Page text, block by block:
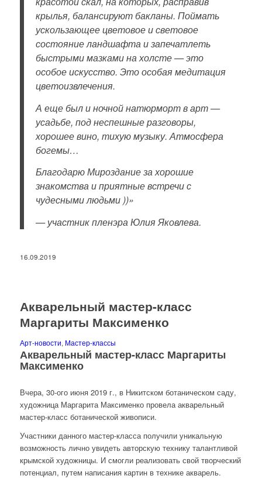
крылья, балансируют бакланы. Поймать
ускользающее цветовое и световое
состояние ландшафта и запечатлеть
быстрыми мазками на холсте — это
особое искусство. Это особая медитация
цветоизвлечения.
А еще был и ночной натюрморт в арт —
усадьбе, под неспешные разговоры,
хорошее вино, тихую музыку. Атмосфера
богемы…
Благодарю Мирозданиеза хорошие
знакомства и приятные встречи с
чудесными людьми ))»
— участник пленэра ЮлияЯковлева.
16.09.2019
Акварельный мастер-класс
Маргариты Максименко
Арт-новости, Мастер-классы
Акварельный мастер-класс Маргариты
Максименко
Вчера, 30-ого июня 2019 г., в Никитском ботаническом саду,
художница Маргарита Максименко провела акварельный
мастер-класс ботанической живописи.
Участники данного мастер-класса получили уникальную
возможность лично увидеть авторскую технику талантливой
крымской художницы. И смогли реализовать свой творческий
потенциал, путем написания картин в технике акварель.